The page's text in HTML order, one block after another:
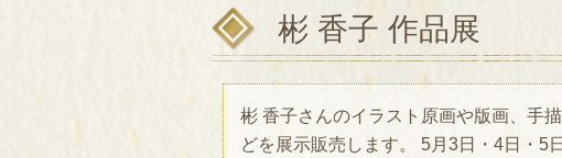
彬 香子 作品展
彬 香子さんのイラスト原画や版画、手
どを展示販売します。 5月3日・4日・5